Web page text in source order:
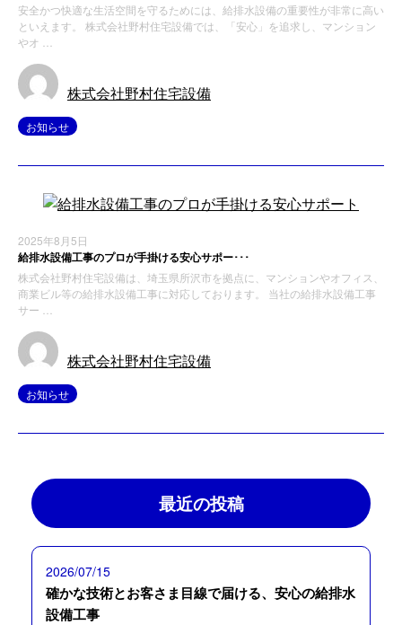
安全かつ快適な生活空間を守るためには、給排水設備の重要性が非常に高い
といえます。 株式会社野村住宅設備では、「安心」を追求し、マンション
やオ …
株式会社野村住宅設備
お知らせ
2025年8月5日
給排水設備工事のプロが手掛ける安心サポー･･･
株式会社野村住宅設備は、埼玉県所沢市を拠点に、マンションやオフィス、
商業ビル等の給排水設備工事に対応しております。 当社の給排水設備工事
サー …
株式会社野村住宅設備
お知らせ
最近の投稿
2026/07/15
確かな技術とお客さま目線で届ける、安心の給排水
設備工事